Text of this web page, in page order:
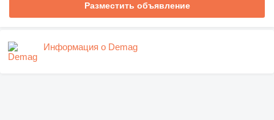
Разместить объявление
Информация о Demag